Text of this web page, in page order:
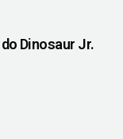
Dinosaur Jr.